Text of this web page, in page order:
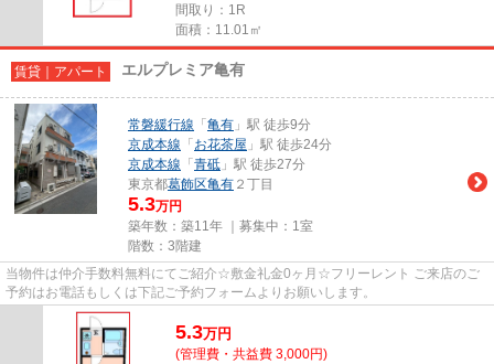
間取り：1R
面積：11.01㎡
賃貸｜アパート エルプレミア亀有
常磐緩行線 「 亀有 」駅 徒歩9分
京成本線 「 お花茶屋 」駅 徒歩24分
京成本線 「 青砥 」駅 徒歩27分
東京都葛飾区亀有 ２丁目
5.3万円
築年数：築11年 ｜募集中： 1室
階数：3階建
当物件は仲介手数料無料にてご紹介☆敷金礼金0ヶ月☆フリーレント ご来店のご
予約はお電話もしくは下記ご予約フォームよりお願いします。
5.3万円
(管理費・共益費 3,000円)